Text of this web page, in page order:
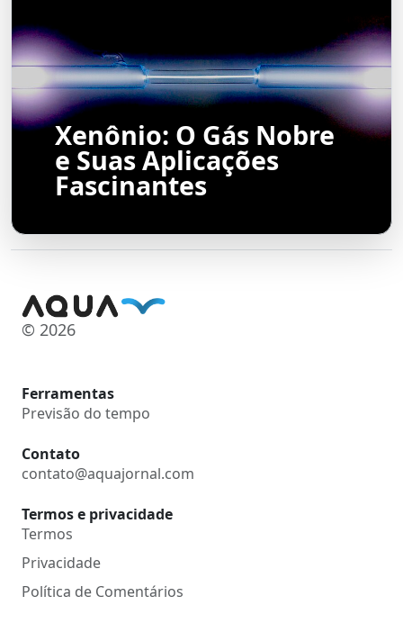
Xenônio: O Gás Nobre
e Suas Aplicações
Fascinantes
© 2026
Ferramentas
Previsão do tempo
Contato
contato@aquajornal.com
Termos e privacidade
Termos
Privacidade
Política de Comentários